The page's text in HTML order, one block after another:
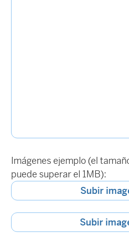
Imágenes ejemplo (el
puede superar el 1MB):
Subir
Subir